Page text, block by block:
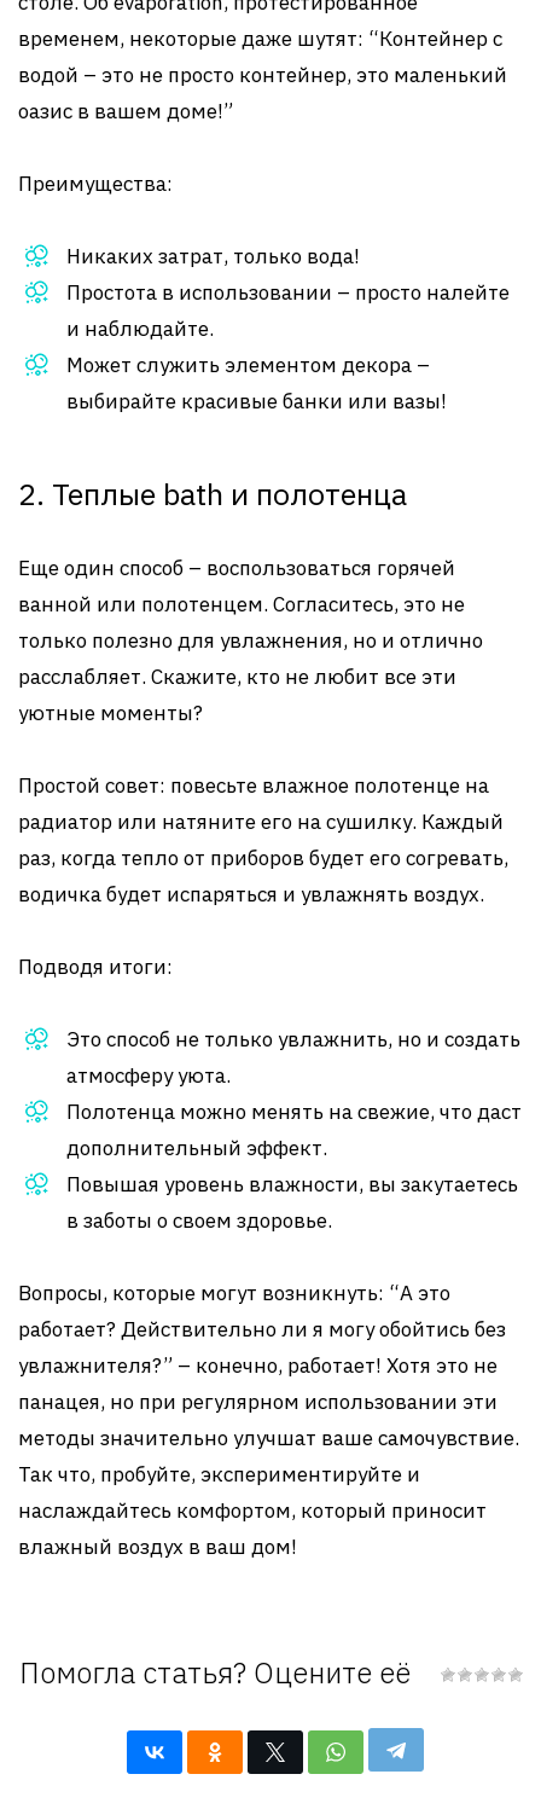
временем, некоторые даже шутят: “Контейнер с
водой – это не просто контейнер, это маленький
оазис в вашем доме!”
Преимущества:
Никаких затрат, только вода!
Простота в использовании – просто налейте
и наблюдайте.
Может служить элементом декора –
выбирайте красивые банки или вазы!
2. Теплые bath и полотенца
Еще один способ – воспользоваться горячей
ванной или полотенцем. Согласитесь, это не
только полезно для увлажнения, но и отлично
расслабляет. Скажите, кто не любит все эти
уютные моменты?
Простой совет: повесьте влажное полотенце на
радиатор или натяните его на сушилку. Каждый
раз, когда тепло от приборов будет его согревать,
водичка будет испаряться и увлажнять воздух.
Подводя итоги:
Это способ не только увлажнить, но и создать
атмосферу уюта.
Полотенца можно менять на свежие, что даст
дополнительный эффект.
Повышая уровень влажности, вы закутаетесь
в заботы о своем здоровье.
Вопросы, которые могут возникнуть: “А это
работает? Действительно ли я могу обойтись без
увлажнителя?” – конечно, работает! Хотя это не
панацея, но при регулярном использовании эти
методы значительно улучшат ваше самочувствие.
Так что, пробуйте, экспериментируйте и
наслаждайтесь комфортом, который приносит
влажный воздух в ваш дом!
Помогла статья? Оцените её